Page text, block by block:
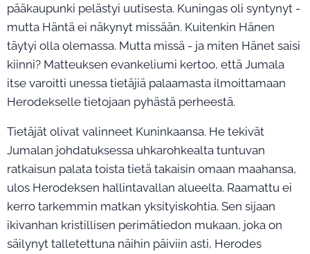
pääkaupunki pelästyi uutisesta. Kuningas oli syntynyt -
mutta Häntä ei näkynyt missään. Kuitenkin Hänen
täytyi olla olemassa. Mutta missä - ja miten Hänet saisi
kiinni? Matteuksen evankeliumi kertoo, että Jumala
itse varoitti unessa tietäjiä palaamasta ilmoittamaan
Herodekselle tietojaan pyhästä perheestä.
Tietäjät olivat valinneet Kuninkaansa. He tekivät
Jumalan johdatuksessa uhkarohkealta tuntuvan
ratkaisun palata toista tietä takaisin omaan maahansa,
ulos Herodeksen hallintavallan alueelta. Raamattu ei
kerro tarkemmin matkan yksityiskohtia. Sen sijaan
ikivanhan kristillisen perimätiedon mukaan, joka on
säilynyt talletettuna näihin päiviin asti, Herodes